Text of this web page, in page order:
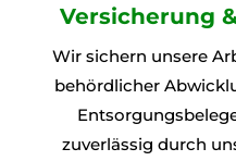
Versicherung
Wir sichern unsere
behördlicher
zuverlässig durch